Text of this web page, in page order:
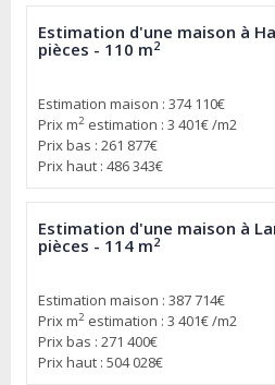
Estimation d'une maison à
pièces - 110 m2
Estimation maison : 374 110€
Prix m2 estimation : 3 401€ /m2
Prix bas : 261 877€
Prix haut : 486 343€
Estimation d'une maison à
pièces - 114 m2
Estimation maison : 387 714€
Prix m2 estimation : 3 401€ /m2
Prix bas : 271 400€
Prix haut : 504 028€